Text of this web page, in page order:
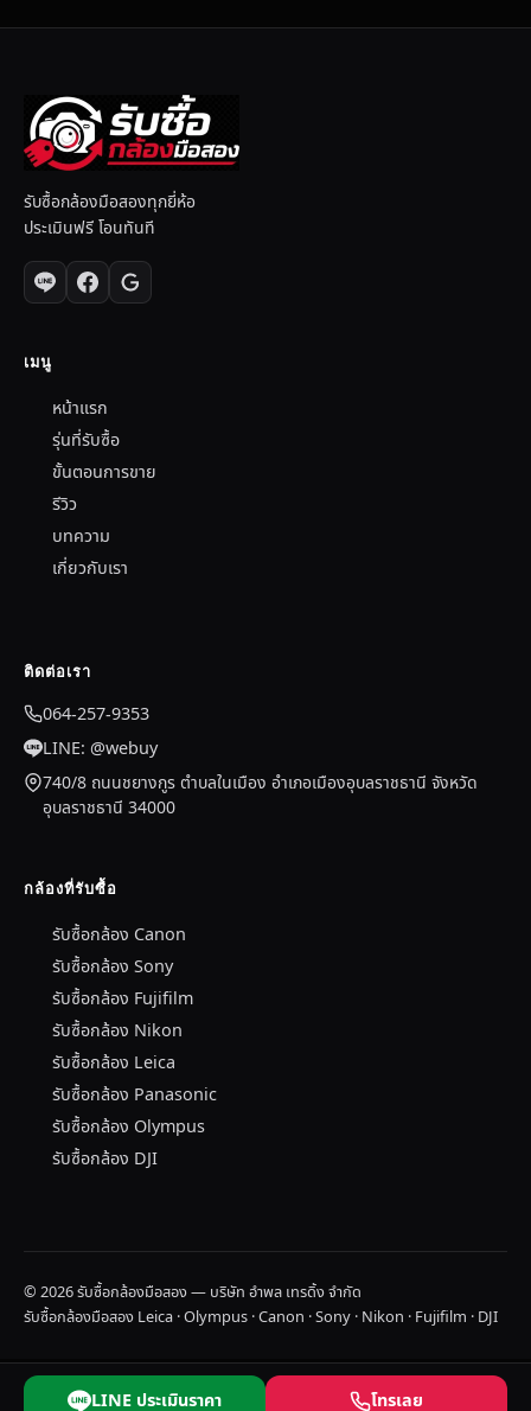
รับซื้อกล้องมือสองทุกยี่ห้อ
ประเมินฟรี โอนทันที
เมนู
หน้าแรก
รุ่นที่รับซื้อ
ขั้นตอนการขาย
รีวิว
บทความ
เกี่ยวกับเรา
ติดต่อเรา
064-257-9353
LINE: @webuy
740/8 ถนนชยางกูร ตำบลในเมือง อำเภอเมืองอุบลราชธานี จังหวัด
อุบลราชธานี 34000
กล้องที่รับซื้อ
รับซื้อกล้อง Canon
รับซื้อกล้อง Sony
รับซื้อกล้อง Fujifilm
รับซื้อกล้อง Nikon
รับซื้อกล้อง Leica
รับซื้อกล้อง Panasonic
รับซื้อกล้อง Olympus
รับซื้อกล้อง DJI
© 2026 รับซื้อกล้องมือสอง — บริษัท อำพล เทรดิ้ง จำกัด
รับซื้อกล้องมือสอง Leica · Olympus · Canon · Sony · Nikon · Fujifilm · DJI
LINE ประเมินราคา โทรเลย